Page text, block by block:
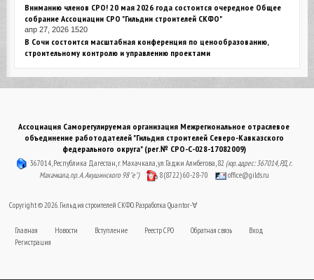
Вниманию членов СРО! 20 мая 2026 года состоится очередное Общее
собрание Ассоциации СРО "Гильдии строителей СКФО"
апр 27, 2026 1520
В Сочи состоится масштабная конференция по ценообразованию,
строительному контролю и управлению проектами
Ассоциация Саморегулируемая организация Межрегиональное отраслевое
объединение работодателей "Гильдия строителей Северо-Кавказского
федерального округа" (рег.№ СРО-С-028-17082009)
367014, Республика Дагестан, г. Махачкала, ул. Гаджи Алибегова, 82 (юр. адрес: 367014, РД, г.
Махачкала, пр. А. Акушинского 98 "е")
8 (8722) 60-28-70 office@gilds.ru
Copyright © 2026. Гильдия строителей СКФО. Разработка Quantor-∀
Главная Новости Вступление Реестр СРО Обратная связь
Вход
Регистрация